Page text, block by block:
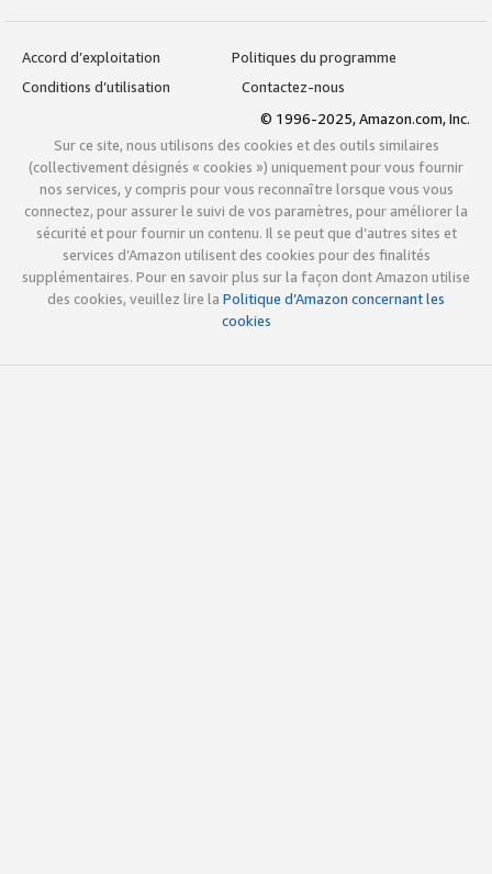
Accord d’exploitation
Politiques du programme
Conditions d’utilisation
Contactez-nous
© 1996-2025, Amazon.com, Inc.
Sur ce site, nous utilisons des cookies et des outils similaires
(collectivement désignés « cookies ») uniquement pour vous fournir
nos services, y compris pour vous reconnaître lorsque vous vous
connectez, pour assurer le suivi de vos paramètres, pour améliorer la
sécurité et pour fournir un contenu. Il se peut que d’autres sites et
services d’Amazon utilisent des cookies pour des finalités
supplémentaires. Pour en savoir plus sur la façon dont Amazon utilise
des cookies, veuillez lire la Politique d’Amazon concernant les
cookies